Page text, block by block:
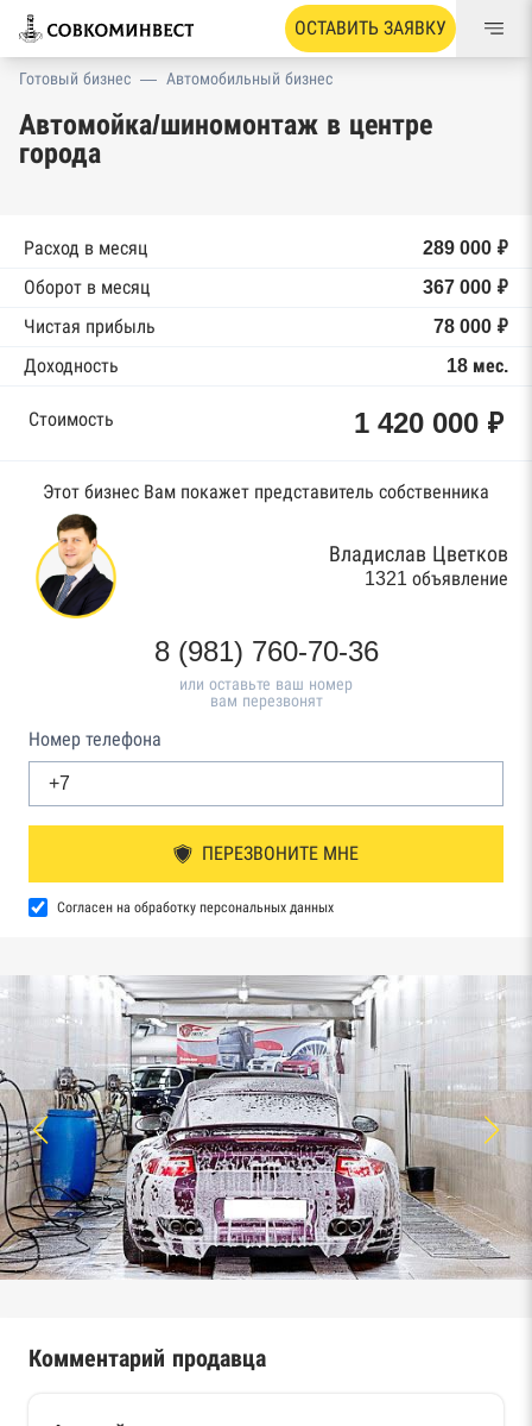
ОСТАВИТЬ ЗАЯВКУ
Готовый бизнес — Автомобильный бизнес
Автомойка/шиномонтаж в центре
города
Расход в месяц
289 000 ₽
Оборот в месяц
367 000 ₽
Чистая прибыль
78 000 ₽
Доходность
18 мес.
Стоимость 1 420 000 ₽
Этот бизнес Вам покажет представитель собственника
Владислав Цветков
1321 объявление
8 (981) 760-70-36
или оставьте ваш номер
вам перезвонят
Номер телефона
ПЕРЕЗВОНИТЕ МНЕ
Согласен на обработку персональных данных
Комментарий продавца